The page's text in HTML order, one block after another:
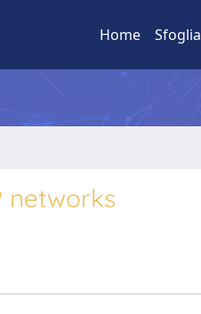
Home Sfoglia
networks